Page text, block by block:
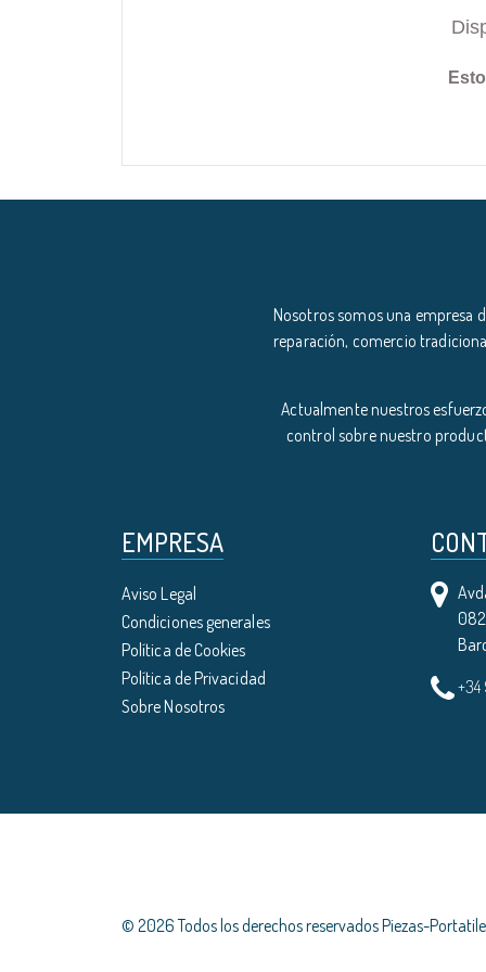
Nosotros somos una empresa
reparación, comercio
Actualmente nuestros
control sobre nuestro
EMPRESA
Aviso Legal
Condiciones generales
Política de Cookies
Política de Privacidad
Sobre Nosotros
© 2026 Todos los derechos reservados Piezas-